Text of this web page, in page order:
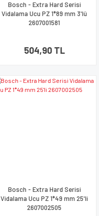
Bosch - Extra Hard Serisi
Vidalama Ucu PZ 1*89 mm 3'lü
2607001581
504,90 TL
Bosch - Extra Hard Serisi
Vidalama Ucu PZ 1*49 mm 25'li
2607002505